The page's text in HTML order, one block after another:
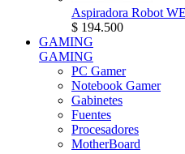
Aspiradora Robot
$ 194.500
GAMING
GAMING
PC Gamer
Notebook Gamer
Gabinetes
Fuentes
Procesadores
MotherBoard